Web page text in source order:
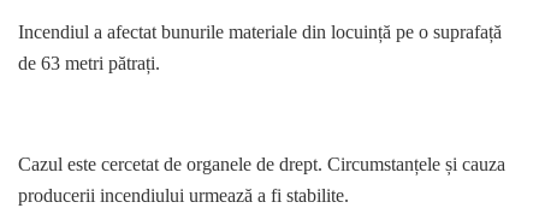
Incendiul a afectat bunurile materiale din locuință pe o suprafață
de 63 metri pătrați.
Cazul este cercetat de organele de drept. Circumstanțele și cauza
producerii incendiului urmează a fi stabilite.